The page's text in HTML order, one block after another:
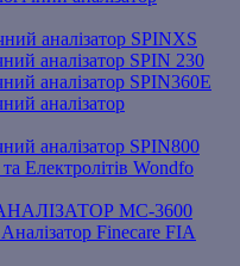
аналізатор SPINXS
аналізатор SPIN 230
аналізатор SPIN360E
аналізатор
аналізатор SPIN800
Електролітів Wondfo
MC-3600
Finecare FIA